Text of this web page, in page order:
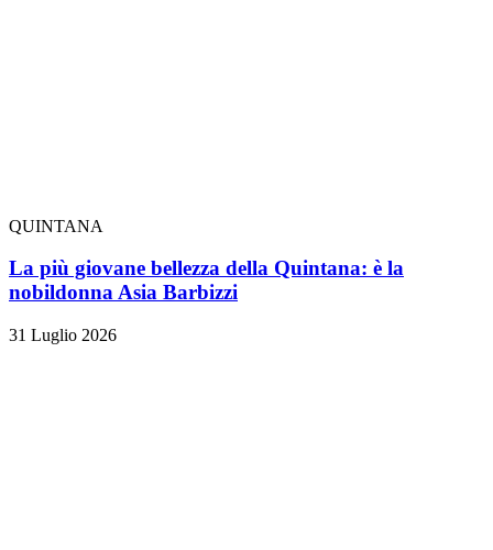
QUINTANA
La più giovane bellezza della Quintana: è la
nobildonna Asia Barbizzi
31 Luglio 2026